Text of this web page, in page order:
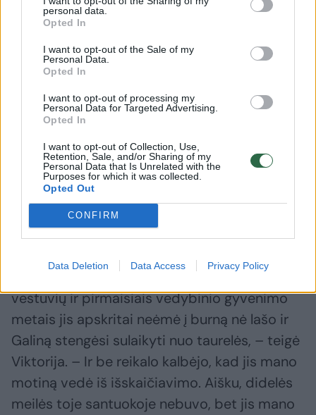
personal data.
Opted In
I want to opt-out of the Sale of my
Personal Data.
Opted In
I want to opt-out of processing my
Personal Data for Targeted Advertising.
Opted In
I want to opt-out of Collection, Use,
Retention, Sale, and/or Sharing of my
Personal Data that Is Unrelated with the
Purposes for which it was collected.
Opted Out
CONFIRM
Data Deletion Data Access Privacy Policy
Galina buvo neištikima J.Čiurbanovui
G.Brežnevos duktė Viktorija visada paskutinį
savo motinos sutuoktinį vadino ne Jurijumi, o
tik „generolu Čiurbanovu“. Sakė, ne dėl to, kad
jis būtų buvęs prastas patėvis, o iš pagarbos
„Man labai apmaudu, kai rašo, kad J.
Čiurbanovas nugirdė mano motiną. Iš tikrųjų
buvo priešingai: po L.Brežnevo mirties jis
beveik kasdien gėrė kartu su žmona,
norėdamas palaikyti jai kompaniją. O iki
vestuvių ir pirmaisiais vedybinio gyvenimo
metais jis apskritai neėmė į burną nė lašo ir
Galiną stengėsi sulaikyti nuo taurelės, – teigė
Viktorija. – Ir be reikalo kalbėjo, kad jis mano
motiną vedė iš išskaičiavimo. Aišku, didelės
meilės toje santuokoje nebuvo, bet jis mano